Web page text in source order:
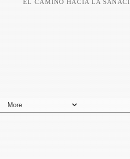
EL CAMINO HACIA LA